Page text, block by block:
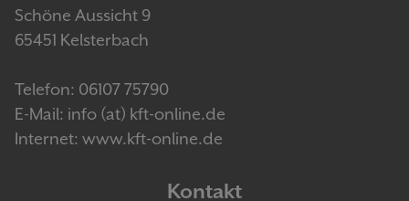
Schöne Aussicht 9
65451 Kelsterbach
Telefon: 06107 75790
E-Mail: info (at) kft-online.de
Internet: www.kft-online.de
Kontakt